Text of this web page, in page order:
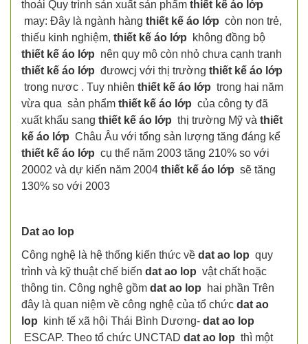
thoái Quy trình sản xuất sản phẩm thiết kế áo lớp
may: Đây là ngành hàng thiết kế áo lớp còn non trẻ,
thiếu kinh nghiệm, thiết kế áo lớp
không đồng bộ
thiết kế áo lớp nên quy mô còn nhỏ chưa cạnh tranh
thiết kế áo lớp đưowcj với thị trường thiết kế áo lớp
trong nươc . Tuy nhiên thiết kế áo lớp trong hai năm
vừa qua sản phẩm thiết kế áo lớp của công ty đã
xuất khẩu sang thiết kế áo lớp thị trường Mỹ và thiết
kế áo lớp Châu Âu với tổng sản lượng tăng đáng kể
thiết kế áo lớp cụ thể năm 2003 tăng 210% so với
20002 và dự kiến năm 2004 thiết kế áo lớp sẽ tăng
130% so với 2003
Dat ao lop
Công nghệ là hệ thống kiến thức về dat ao lop quy
trình và kỹ thuật chế biến dat ao lop vật chất hoặc
thông tin. Công nghệ gồm dat ao lop
hai phần Trên
đây là quan niệm về công nghệ của tổ chức dat ao
lop
kinh tế xã hội Thái Bình Dương- dat ao lop
ESCAP. Theo tổ chức UNCTAD dat ao lop thì một